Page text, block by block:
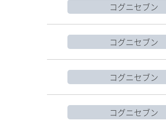
コグニセブン
コグニセブン
コグニセブン
コグニセブン